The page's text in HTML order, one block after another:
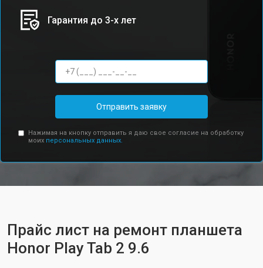
Гарантия до 3-х лет
Отправить заявку
Нажимая на кнопку отправить я даю свое согласие на обработку
моих персональных данных.
Прайс лист на ремонт планшета
Honor Play Tab 2 9.6